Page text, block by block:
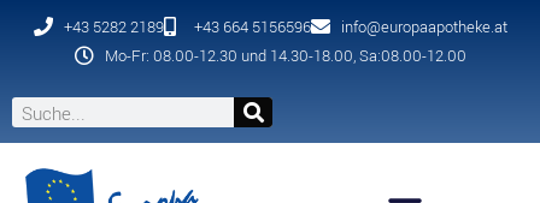
+43 5282 2189 +43 664 5156596
info@europaapotheke.at
Mo-Fr: 08.00-12.30 und 14.30-18.00, Sa:08.00-12.00